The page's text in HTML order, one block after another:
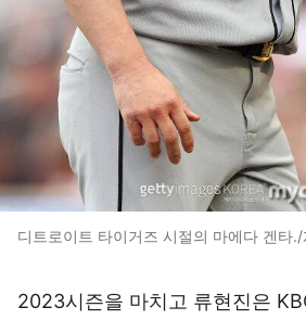
디트로이트 타이거즈 시절의 마에다 겐타
2023시즌을 마치고 류현진은